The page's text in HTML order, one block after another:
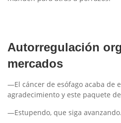
Autorregulación
mercados
—El cáncer de esófago acaba de
agradecimiento y este paquete
—Estupendo, que siga avanzando.